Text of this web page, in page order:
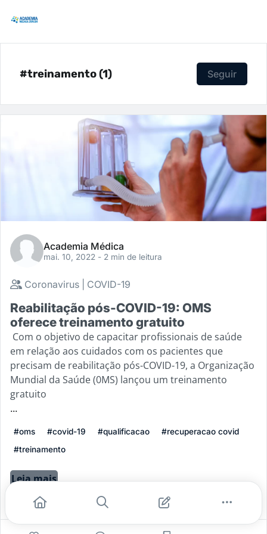
#treinamento (1) Seguir
Academia Médica
mai. 10, 2022 - 2 min de leitura
Coronavirus | COVID-19
Reabilitação pós-COVID-19: OMS
oferece treinamento gratuito
Com o objetivo de capacitar profissionais de saúde
em relação aos cuidados com os pacientes que
precisam de reabilitação pós-COVID-19, a Organização
Mundial da Saúde (0MS) lançou um treinamento
gratuito
...
#oms #covid-19 #qualificacao
#recuperacao covid
#treinamento
Leia mais